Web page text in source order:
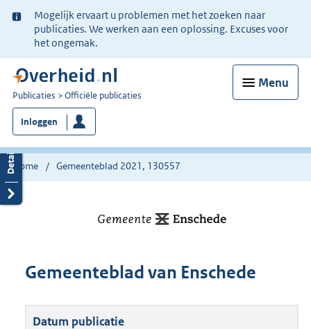
Ter
informatie:
Mogelijk ervaart u problemen met het zoeken naar
publicaties. We werken aan een oplossing. Excuses voor
het ongemak.
Menu
U
bent
nu
hier:
Publicaties Officiële publicaties
Inloggen
Home Gemeenteblad 2021, 130557
Gemeenteblad van Enschede